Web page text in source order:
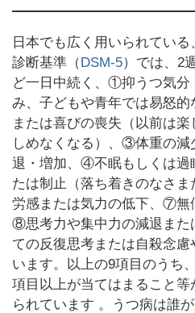
日本でも広く用いられてい
診断基準（DSM-5）では、2
ど一日中続く、①抑うつ気分
み、子どもや青年では易怒
または喜びの喪失（以前は
しめなくなる）、③体重の減
退・増加、④不眠もしくは過
たは制止（落ち着きのなさ
労感または気力の低下、⑦無
⑧思考力や集中力の減退ま
ての反復思考または自殺念
います。以上の9項目のう
項目以上が当てはまること
られています 。うつ病は誰